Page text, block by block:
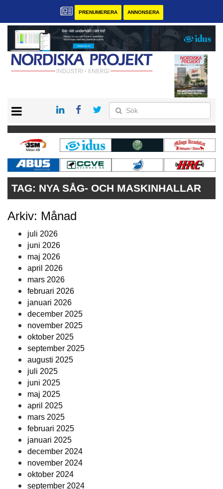
PRENUMERERA ANNONSERA
KONTAKT
VÅRA ANDRA MAGASIN
PRENUMERERA
ANNONSERA
TAG: NYA SÅG- OCH MASKINHALLAR
Arkiv: Månad
juli 2026
juni 2026
maj 2026
april 2026
mars 2026
februari 2026
januari 2026
december 2025
november 2025
oktober 2025
september 2025
augusti 2025
juli 2025
juni 2025
maj 2025
april 2025
mars 2025
februari 2025
januari 2025
december 2024
november 2024
oktober 2024
september 2024